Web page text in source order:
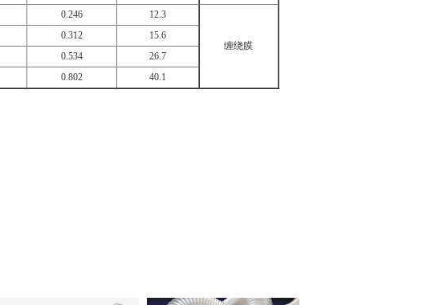
0.246 12.3
缠绕膜
0.312
15.6
0.534
26.7
0.802 40.1